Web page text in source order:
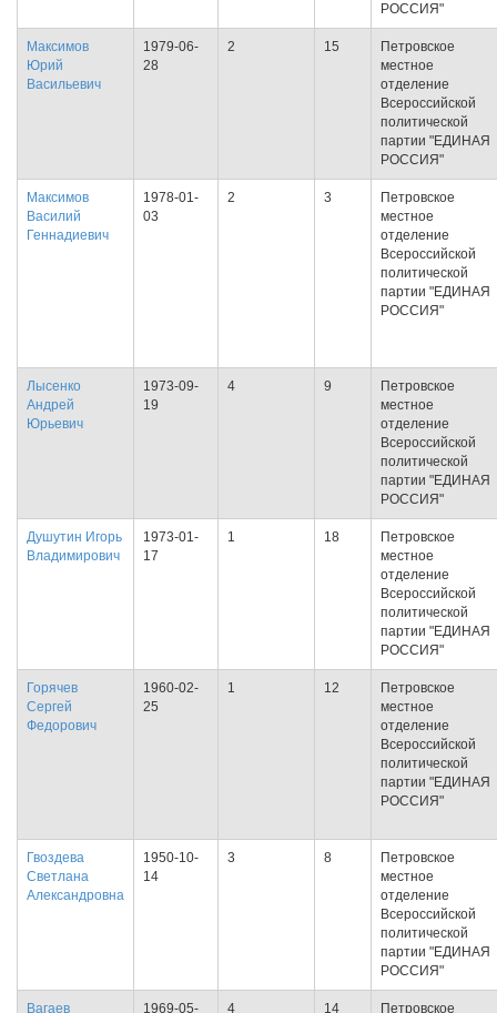
РОССИЯ"
Максимов
Юрий
Васильевич
1979-06-
28
2 15
Петровское
местное
отделение
Всероссийской
политической
партии "ЕДИНАЯ
РОССИЯ"
Максимов
Василий
Геннадиевич
1978-01-
03
2 3
Петровское
местное
отделение
Всероссийской
политической
партии "ЕДИНАЯ
РОССИЯ"
Лысенко
Андрей
Юрьевич
1973-09-
19
4 9
Петровское
местное
отделение
Всероссийской
политической
партии "ЕДИНАЯ
РОССИЯ"
Душутин Игорь
Владимирович
1973-01-
17
1 18
Петровское
местное
отделение
Всероссийской
политической
партии "ЕДИНАЯ
РОССИЯ"
Горячев
Сергей
Федорович
1960-02-
25
1 12
Петровское
местное
отделение
Всероссийской
политической
партии "ЕДИНАЯ
РОССИЯ"
Гвоздева
Светлана
Александровна
1950-10-
14
3 8
Петровское
местное
отделение
Всероссийской
политической
партии "ЕДИНАЯ
РОССИЯ"
Вагаев 1969-05- 4 14 Петровское